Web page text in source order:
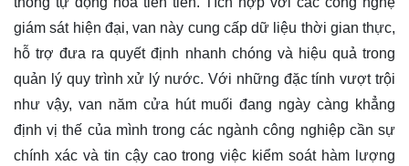
giám sát hiện đại, van này cung cấp dữ liệu thời gian thực,
hỗ trợ đưa ra quyết định nhanh chóng và hiệu quả trong
quản lý quy trình xử lý nước. Với những đặc tính vượt trội
như vậy, van năm cửa hút muối đang ngày càng khẳng
định vị thế của mình trong các ngành công nghiệp cần sự
chính xác và tin cậy cao trong việc kiểm soát hàm lượng